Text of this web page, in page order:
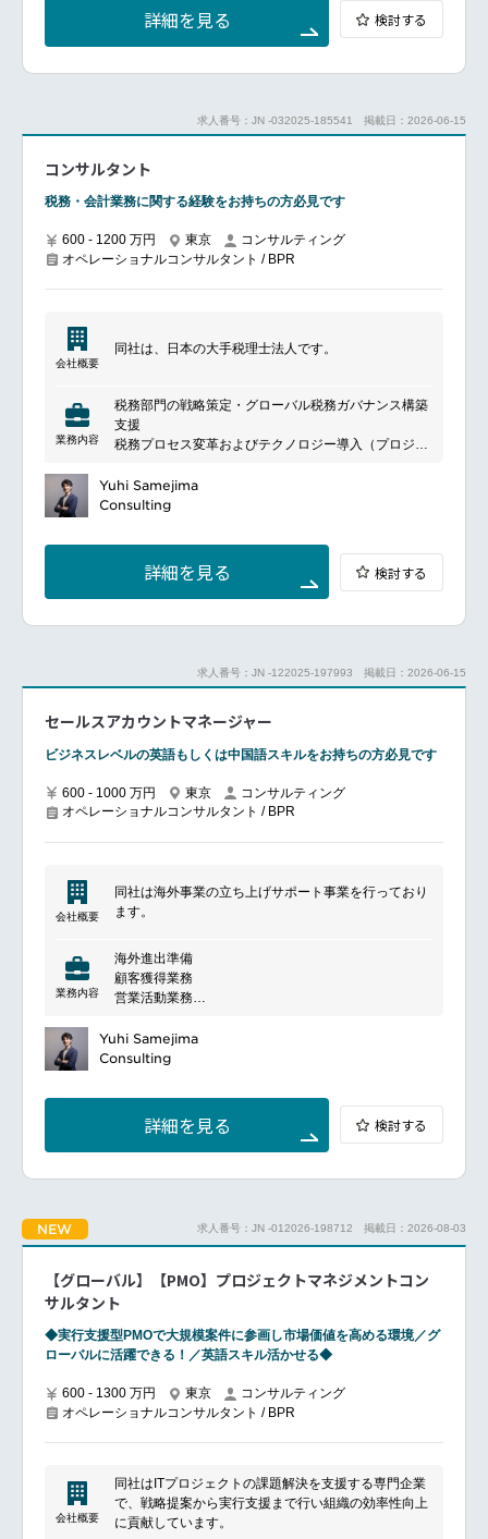
どを代表とした人工知能（AI）などのデジタル技術を
活用したホワイトカラー効率化・自動化・働き方改革
をテーマとした業務革新
定・企画・推進・実行
ービス活用についての現状分析及び将来構想の作成
設計、ソリューション検討等におけるドキュメンテー
（セッションのファシリテーション含む）、実現まで
伴走
と案件獲得への参画
ルをマネジメントし、プロジェクトのゴールを達成で
きるようタスクを計画し推進
確実なサービスデリバリーの実行とプロジェクトリー
ション
継続提案に関する検討リード、提案書作成
他、クライアント先のチームメンバーも含みます。候
補者のレベルによりメンバーリードをする方とメンバ
ーとしてプロジェクトに従事する方があります。）
海外チームとの積極的なコラボレーションによるプロ
詳細を見る 検討する
求人番号：JN -032025-185541 掲載日：2026-06-15
コンサルタント
税務・会計業務に関する経験をお持ちの方必見です
600 - 1200 万円 東京
コンサルティング
オペレーショナルコンサルタント / BPR
会社概要
同社は、日本の大手税理士法人です。
業務内容
税務部門の戦略策定・グローバル税務ガバナンス構築
支援
税務プロセス変革およびテクノロジー導入（プロジェ
EPMソリューション（Tagetik等）導入支援
Microsoftソリューション（SharePoint/Power Platform
税務ソリューションパッケージ
（THOMSONREUTERS ONESOURCE等）を活用し
た税務サービスの企画・開発・導入支援
データ分析技術（機械学習・生成AI・ETLツール・BI
Yuhi Samejima
Consulting
詳細を見る 検討する
求人番号：JN -122025-197993 掲載日：2026-06-15
セールスアカウントマネージャー
ビジネスレベルの英語もしくは中国語スキルをお持ちの方必見です
600 - 1000 万円 東京
コンサルティング
オペレーショナルコンサルタント / BPR
会社概要
同社は海外事業の立ち上げサポート事業を行っており
ます。
業務内容
海外進出準備
顧客獲得業務
営業活動業務
レポーティング業務
Yuhi Samejima
Consulting
詳細を見る 検討する
NEW 求人番号：JN -012026-198712 掲載日：2026-08-03
【グローバル】【PMO】プロジェクトマネジメントコン
サルタント
◆実行支援型PMOで大規模案件に参画し市場価値を高める環境／グ
ローバルに活躍できる！／英語スキル活かせる◆
600 - 1300 万円 東京
コンサルティング
オペレーショナルコンサルタント / BPR
会社概要
同社はITプロジェクトの課題解決を支援する専門企業
で、戦略提案から実行支援まで行い組織の効率性向上
に貢献しています。